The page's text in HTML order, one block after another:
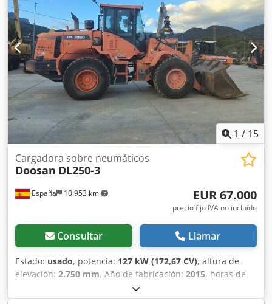
427 HT S5 de segunda mano operativa y en perfecto
estado de funcionamiento. Esta máquina permite realizar
todo tipo de trabajos de movimiento de tierras tanto para
trabajos grandes como en obras pequeñas. Dkedjwk
Hglspfx Apysr Capacidad: 2.500 l Tipología: Ruedas
Enganche: Volvo Hidráulico CE
1 / 15
España 10.953 km
Cargadora sobre neumáticos
Doosan DL250-3
EUR 67.000
precio fijo IVA no incluído
Consultar Llamar
Estado: usado, potencia: 127 kW (172,67 CV), altura de
elevación: 2.750 mm, Año de fabricación: 2015, horas de
, Peso en vacío: 14.400 kg
Dimensiones (lxanxal): 772 x 264 x 328 cm Tipo de motor: